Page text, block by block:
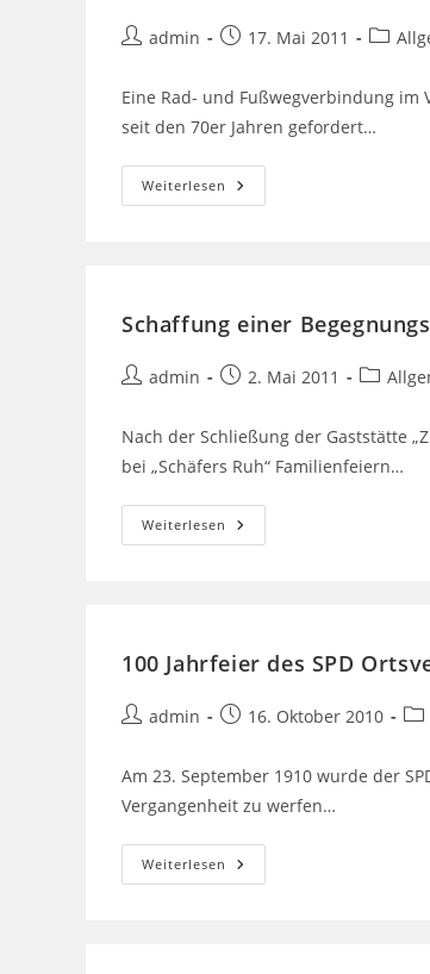
admin 17. Mai 2011
Eine Rad- und Fußwegverbindung
seit den 70er Jahren gefordert…
Weiterlesen
Schaffung einer
admin 2. Mai 2011
Nach der Schließung der Gaststätte
bei „Schäfers Ruh“ Familienfeiern…
Weiterlesen
100 Jahrfeier des SPD
admin 16. Oktober 2010
Am 23. September 1910 wurde der
Vergangenheit zu werfen…
Weiterlesen